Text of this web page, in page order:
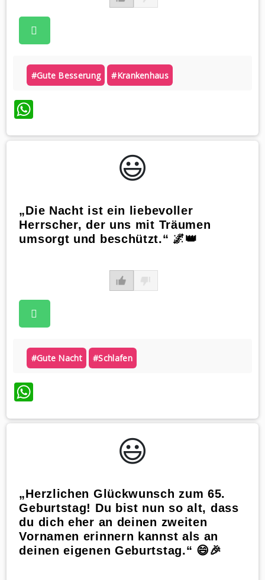
#gute Besserung #krankenhaus
WhatsApp
😃️
„Die Nacht ist ein liebevoller
Herrscher, der uns mit Träumen
umsorgt und beschützt.“ 🌌👑
#gute Nacht #schlafen
WhatsApp
😃️
„Herzlichen Glückwunsch zum 65.
Geburtstag! Du bist nun so alt, dass
du dich eher an deinen zweiten
Vornamen erinnern kannst als an
deinen eigenen Geburtstag.“ 😄🎉